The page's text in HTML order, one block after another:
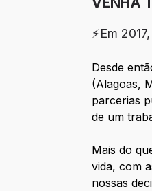
⚡Em
Desde
(Alagoas,
parcerias
de um
Mais do
vida, com
nossas